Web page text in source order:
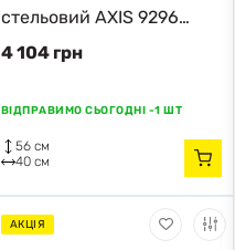
стельовий AXIS 9296
Nowodvorski чорний
4 104 грн
ВІДПРАВИМО СЬОГОДНІ -1 ШТ
56 см
40 см
АКЦІЯ